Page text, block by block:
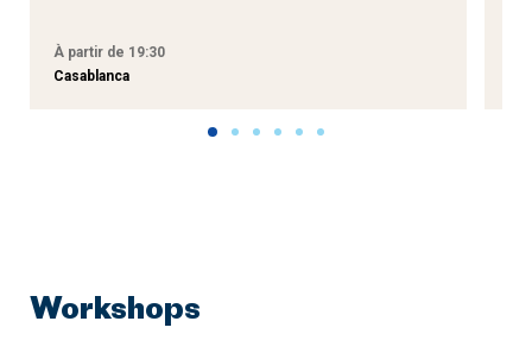
À partir de 19:30
Casablanca
Workshops